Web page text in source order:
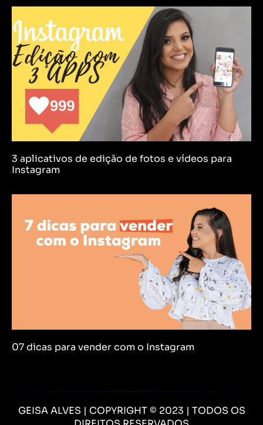
3 aplicativos de edição de fotos e vídeos para
Instagram
07 dicas para vender com o Instagram
GEISA ALVES | COPYRIGHT © 2023 | TODOS OS